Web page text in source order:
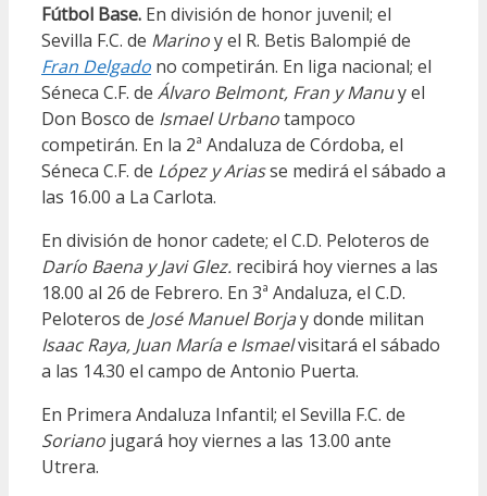
Fútbol Base. En división de honor juvenil; el
Sevilla F.C. de Marinoy el R. Betis Balompié de
Fran Delgado no competirán. En liga nacional; el
Séneca C.F. de Álvaro Belmont, Fran yManuy el
Don Bosco de Ismael Urbanotampoco
competirán. En la 2ª Andaluza de Córdoba, el
Séneca C.F. de López y Ariasse medirá el sábado a
las 16.00 a La Carlota.
En división de honor cadete; el C.D. Peloteros de
Darío Baena y Javi Glez. recibirá hoy viernes a las
18.00 al 26 de Febrero. En 3ª Andaluza, el C.D.
Peloteros de José Manuel Borjay donde militan
Isaac Raya, Juan María e Ismaelvisitará el sábado
a las 14.30 el campo de Antonio Puerta.
En Primera Andaluza Infantil; el Sevilla F.C. de
Soriano jugará hoy viernes a las 13.00 ante
Utrera.